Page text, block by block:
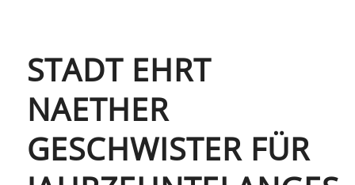
STADT EHRT
NAETHER
GESCHWISTER FÜR